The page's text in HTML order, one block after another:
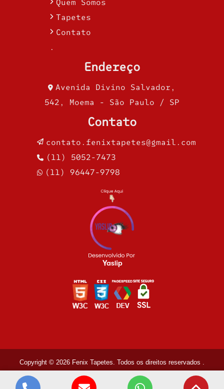
Tapetes
Contato
.
Endereço
Avenida Divino Salvador,
542, Moema - São Paulo / SP
Contato
contato.fenixtapetes@gmail.com
(11) 5052-7473
(11) 96447-9798
Copyright © 2026 Fenix Tapetes. Todos os direitos reservados